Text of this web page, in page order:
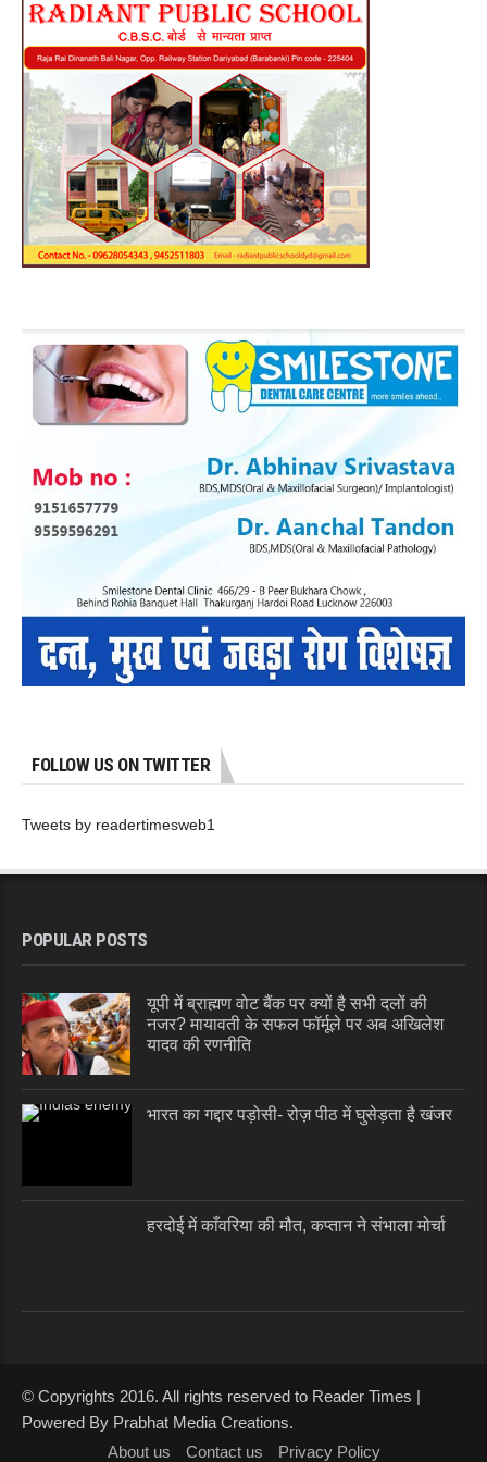
FOLLOW US ON TWITTER
Tweets by readertimesweb1
POPULAR POSTS
यूपी में ब्राह्मण वोट बैंक पर क्यों है सभी दलों की
नजर? मायावती के सफल फॉर्मूले पर अब अखिलेश
यादव की रणनीति
भारत का गद्दार पड़ोसी- रोज़ पीठ में घुसेड़ता है खंजर
हरदोई में काँवरिया की मौत, कप्तान ने संभाला मोर्चा
© Copyrights 2016. All rights reserved to Reader Times |
Powered By Prabhat Media Creations.
About us
Contact us Privacy Policy